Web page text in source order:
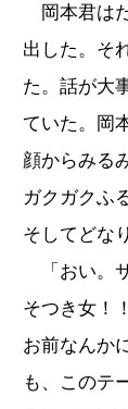
岡本君は
出した。そ
た。話が大
ていた。岡
顔からみる
ガクガクふ
そしてどな
「おい。
そつき女！
お前なんか
も、このテ